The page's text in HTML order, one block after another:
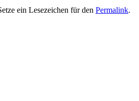
ein Lesezeichen für den Permalink.